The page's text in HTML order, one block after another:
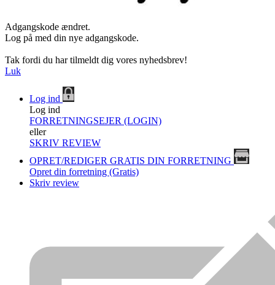
Adgangskode ændret.
Log på med din nye adgangskode.
Tak fordi du har tilmeldt dig vores nyhedsbrev!
Luk
Log ind
Log ind
FORRETNINGSEJER (LOGIN)
eller
SKRIV REVIEW
OPRET/REDIGER GRATIS DIN FORRETNING
Opret din forretning (Gratis)
Skriv review